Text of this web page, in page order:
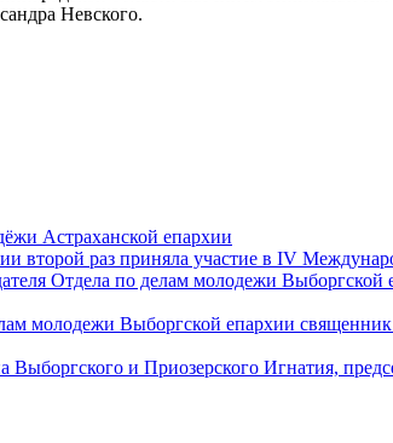
Невского.
Астраханской епархии
второй раз приняла участие в IV
Отдела по делам молодежи
молодежи Выборгской епархии
Выборгского и Приозерского Игнатия,